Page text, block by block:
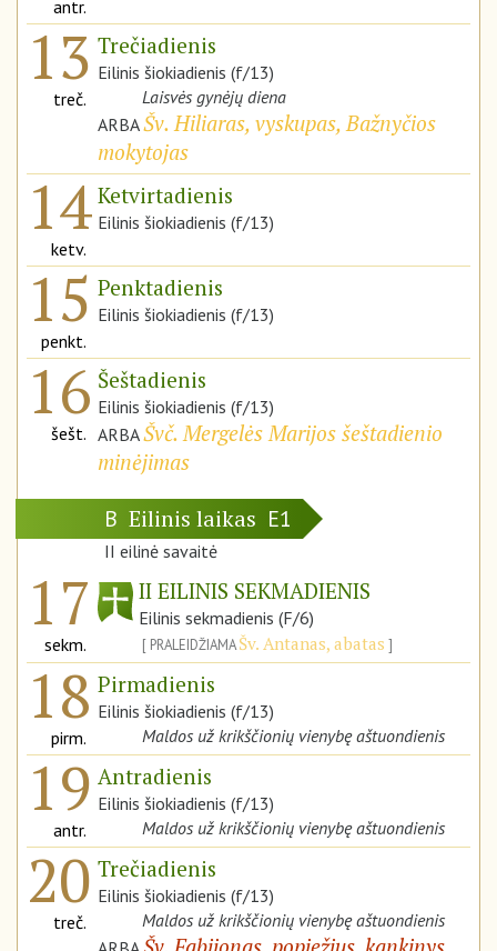
antr.
13
treč.
Trečiadienis
Eilinis šiokiadienis (f/13)
Laisvės gynėjų diena
ARBAŠv. Hiliaras, vyskupas, Bažnyčios
mokytojas
14
ketv.
Ketvirtadienis
Eilinis šiokiadienis (f/13)
15
penkt.
Penktadienis
Eilinis šiokiadienis (f/13)
16
šešt.
Šeštadienis
Eilinis šiokiadienis (f/13)
ARBAŠvč. Mergelės Marijos šeštadienio
minėjimas
B Eilinis laikas E1
II eilinė savaitė
17
sekm.
II EILINIS SEKMADIENIS
Eilinis sekmadienis (F/6)
PRALEIDŽIAMAŠv. Antanas, abatas
18
pirm.
Pirmadienis
Eilinis šiokiadienis (f/13)
Maldos už krikščionių vienybę aštuondienis
19
antr.
Antradienis
Eilinis šiokiadienis (f/13)
Maldos už krikščionių vienybę aštuondienis
20
treč.
Trečiadienis
Eilinis šiokiadienis (f/13)
Maldos už krikščionių vienybę aštuondienis